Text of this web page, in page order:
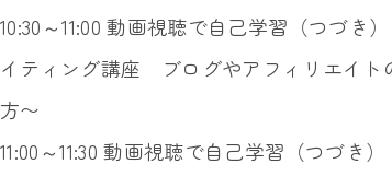
10:30～11:00 動画視聴で自己学習（つづ
イティング講座 ブログやアフィリエイ
方〜
11:00～11:30 動画視聴で自己学習（つづき